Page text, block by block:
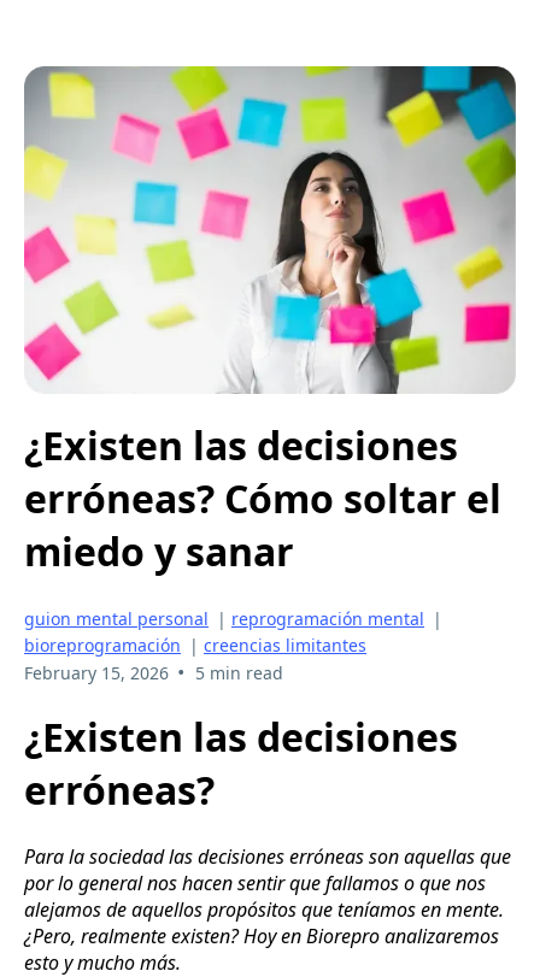
¿Existen las decisiones
erróneas? Cómo soltar el
miedo y sanar
guion mental personal | reprogramación mental |
bioreprogramación | creencias limitantes
February 15, 2026 • 5 min read
¿Existen las decisiones
erróneas?
Para la sociedad las decisiones erróneas son aquellas que
por lo general nos hacen sentir que fallamos o que nos
alejamos de aquellos propósitos que teníamos en mente.
¿Pero, realmente existen? Hoy en Biorepro analizaremos
esto y mucho más.